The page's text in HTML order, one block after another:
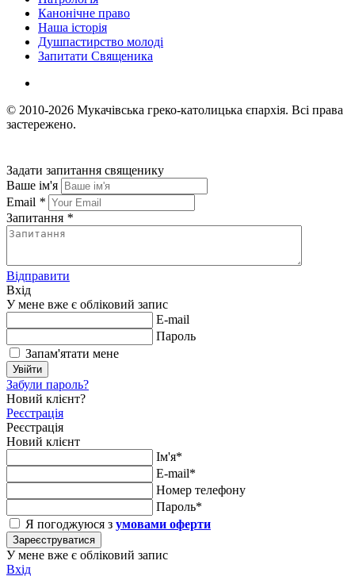
Канонічне право
Наша історія
Душпастирство молоді
Запитати Священика
© 2010-2026 Мукачівська греко-католицька єпархія. Всі права
застережено.
Задати запитання священику
Ваше ім'я
Email *
Запитання *
Відправити
Вхід
У мене вже є обліковий запис
E-mail
Пароль
Запам'ятати мене
Увійти
Забули пароль?
Новий клієнт?
Реєстрація
Реєстрація
Новий клієнт
Ім'я*
E-mail*
Номер телефону
Пароль*
Я погоджуюся з умовами оферти
Зареєструватися
У мене вже є обліковий запис
Вхід